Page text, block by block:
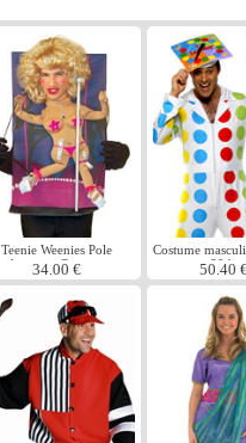
Teenie Weenies Pole
danseuse Costume
34.00 €
Costume
80 ' s
50.40